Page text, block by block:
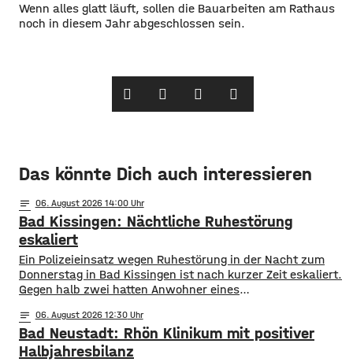
Wenn alles glatt läuft, sollen die Bauarbeiten am Rathaus
noch in diesem Jahr abgeschlossen sein.
Das könnte Dich auch interessieren
notes 06. August 2026 14:00
Bad Kissingen: Nächtliche Ruhestörung
eskaliert
Ein Polizeieinsatz wegen Ruhestörung in der Nacht zum
Donnerstag in Bad Kissingen ist nach kurzer Zeit eskaliert.
Gegen halb zwei hatten Anwohner eines
Wohnung laute Stimmen zu hören waren. N achdem die
Beamten vergeblich versucht hatten mit den Ruhestörern
in Kontakt zu treten, nahmen sie eine Anzeige auf.
notes 06. August 2026 12:30
Bad Neustadt: Rhön Klinikum mit positiver
Halbjahresbilanz